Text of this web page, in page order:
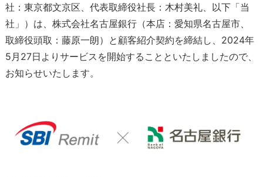
社：東京都文京区、代表取締役社長：木村美礼、以下「当
社」）は、株式会社名古屋銀行（本店：愛知県名古屋市、
取締役頭取：藤原一朗）と顧客紹介契約を締結し、2024年
5月27日よりサービスを開始することといたしましたので、
お知らせいたします。